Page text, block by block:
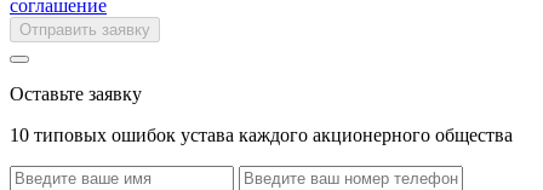
соглашение
Отправить заявку
Оставьте заявку
10 типовых ошибок устава каждого акционерного общества